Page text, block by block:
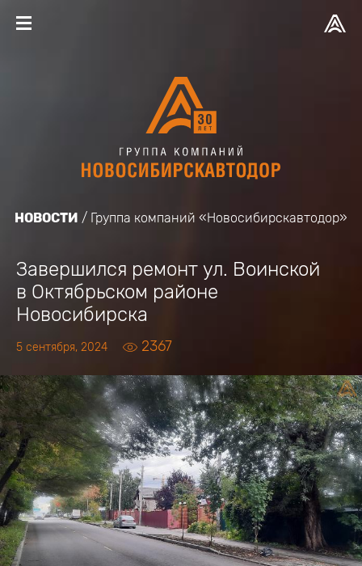
НОВОСТИ Группа компаний «Новосибирскавтодор»
Завершился ремонт ул. Воинской
в Октябрьском районе
Новосибирска
5 сентября, 2024 2367